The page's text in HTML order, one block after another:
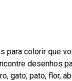
colorir que
desenhos
gato, pato, flor,